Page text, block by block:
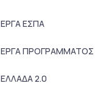
ΕΡΓΑ ΕΣΠΑ
ΕΡΓΑ ΠΡΟΓΡΑΜΜΑΤΟΣ
ΕΛΛΑΔΑ 2.0